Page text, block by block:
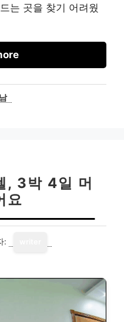
는 곳을 찾기 어려웠
, 3박 4일 머
요
: